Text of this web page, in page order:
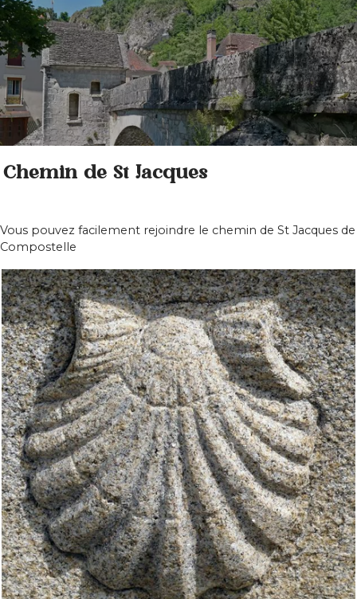
Chemin de St Jacques
Vous pouvez facilement rejoindre le chemin de St Jacques de
Compostelle